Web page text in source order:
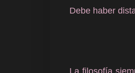
Debe haber
La filosofía